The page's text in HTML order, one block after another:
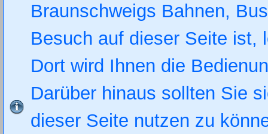
Braunschweigs Bahnen,
Besuch auf dieser Seite
Dort wird Ihnen die
Darüber hinaus sollten Sie
dieser Seite nutzen zu